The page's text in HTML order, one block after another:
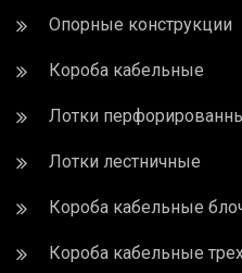
Опорные конструкции
Короба кабельные
Лотки
Лотки лестничные
Короба кабельные
Короба кабельные